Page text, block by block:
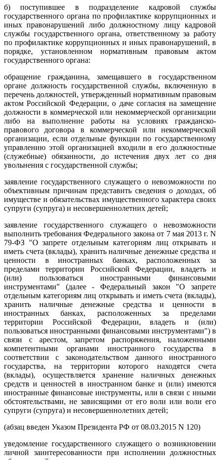
б) поступившее в подразделение кадровой службы
государственного органа по профилактике коррупционных и
иных правонарушений либо должностному лицу кадровой
службы государственного органа, ответственному за работу
по профилактике коррупционных и иных правонарушений, в
порядке, установленном нормативным правовым актом
государственного органа:
обращение гражданина, замещавшего в государственном
органе должность государственной службы, включенную в
перечень должностей, утвержденный нормативным правовым
актом Российской Федерации, о даче согласия на замещение
должности в коммерческой или некоммерческой организации
либо на выполнение работы на условиях гражданско-
правового договора в коммерческой или некоммерческой
организации, если отдельные функции по государственному
управлению этой организацией входили в его должностные
(служебные) обязанности, до истечения двух лет со дня
увольнения с государственной службы;
заявление государственного служащего о невозможности по
объективным причинам представить сведения о доходах, об
имуществе и обязательствах имущественного характера своих
супруги (супруга) и несовершеннолетних детей;
заявление государственного служащего о невозможности
выполнить требования Федерального закона от 7 мая 2013 г. N
79-ФЗ "О запрете отдельным категориям лиц открывать и
иметь счета (вклады), хранить наличные денежные средства и
ценности в иностранных банках, расположенных за
пределами территории Российской Федерации, владеть и
(или) пользоваться иностранными финансовыми
инструментами" (далее - Федеральный закон "О запрете
отдельным категориям лиц открывать и иметь счета (вклады),
хранить наличные денежные средства и ценности в
иностранных банках, расположенных за пределами
территории Российской Федерации, владеть и (или)
пользоваться иностранными финансовыми инструментами") в
связи с арестом, запретом распоряжения, наложенными
компетентными органами иностранного государства в
соответствии с законодательством данного иностранного
государства, на территории которого находятся счета
(вклады), осуществляется хранение наличных денежных
средств и ценностей в иностранном банке и (или) имеются
иностранные финансовые инструменты, или в связи с иными
обстоятельствами, не зависящими от его воли или воли его
супруги (супруга) и несовершеннолетних детей;
(абзац введен Указом Президента РФ от 08.03.2015 N 120)
уведомление государственного служащего о возникновении
личной заинтересованности при исполнении должностных